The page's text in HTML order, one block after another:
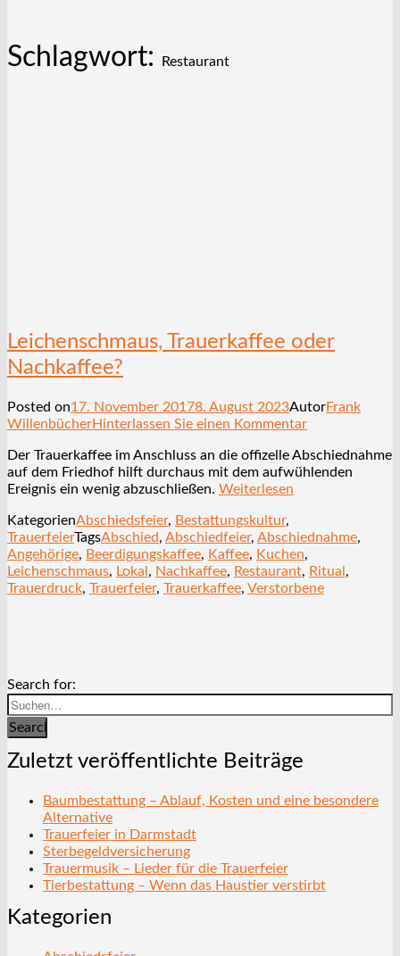
Schlagwort: Restaurant
Leichenschmaus, Trauerkaffee oder
Nachkaffee?
Posted on17. November 20178. August 2023AutorFrank
WillenbücherHinterlassen Sie einen Kommentar
Der Trauerkaffee im Anschluss an die offizelle Abschiednahme
auf dem Friedhof hilft durchaus mit dem aufwühlenden
Ereignis ein wenig abzuschließen. Weiterlesen
KategorienAbschiedsfeier, Bestattungskultur,
TrauerfeierTagsAbschied, Abschiedfeier, Abschiednahme,
Angehörige, Beerdigungskaffee, Kaffee, Kuchen,
Leichenschmaus, Lokal , Nachkaffee, Restaurant, Ritual ,
Trauerdruck, Trauerfeier, Trauerkaffee, Verstorbene
Search for:
Search
Zuletzt veröffentlichte Beiträge
Baumbestattung – Ablauf, Kosten und eine besondere
Alternative
Trauerfeier in Darmstadt
Sterbegeldversicherung
Trauermusik – Lieder für die Trauerfeier
Tierbestattung – Wenn das Haustier verstirbt
Kategorien